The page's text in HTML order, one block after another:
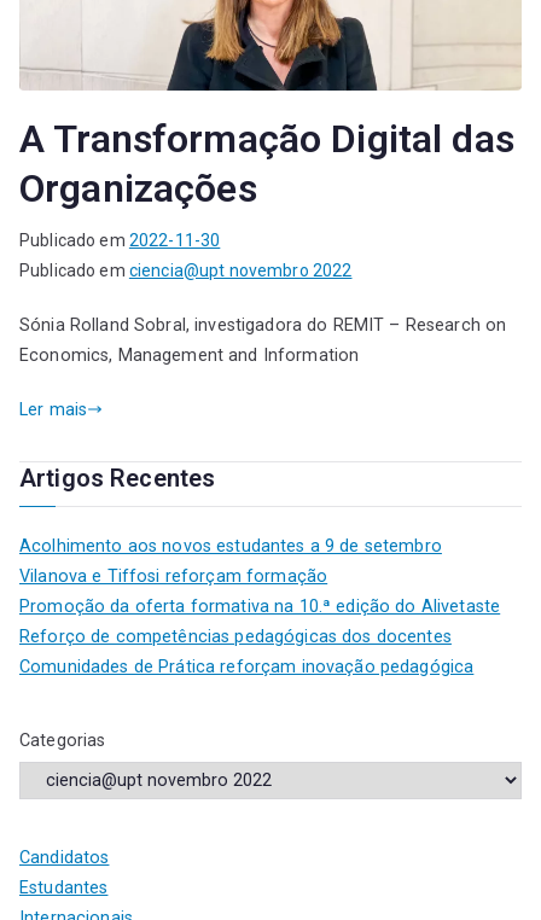
A Transformação Digital das
Organizações
Publicado em 2022-11-30
Publicado em ciencia@upt novembro 2022
Sónia Rolland Sobral, investigadora do REMIT – Research on
Economics, Management and Information
Ler mais
Artigos Recentes
Acolhimento aos novos estudantes a 9 de setembro
Vilanova e Tiffosi reforçam formação
Promoção da oferta formativa na 10.ª edição do Alivetaste
Reforço de competências pedagógicas dos docentes
Comunidades de Prática reforçam inovação pedagógica
Categorias
Candidatos
Estudantes